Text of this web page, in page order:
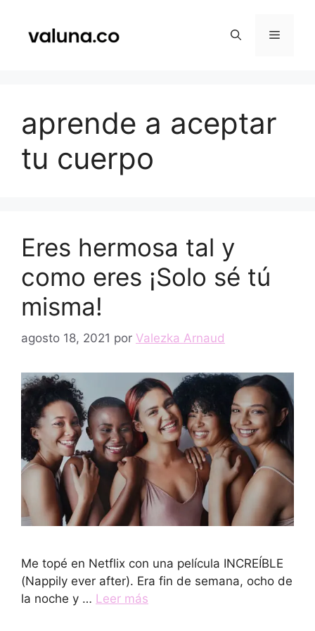
contenido
Menú
aprende a aceptar
tu cuerpo
Eres hermosa tal y
como eres ¡Solo sé tú
misma!
agosto 18, 2021 por Valezka Arnaud
Me topé en Netflix con una película INCREÍBLE
(Nappily ever after). Era fin de semana, ocho de
la noche y … Leer más